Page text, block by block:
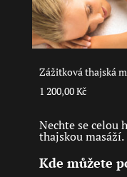
Zážitková thajská
1 200,00Kč
Nechte se celou
thajskou masáží.
Kde můžete